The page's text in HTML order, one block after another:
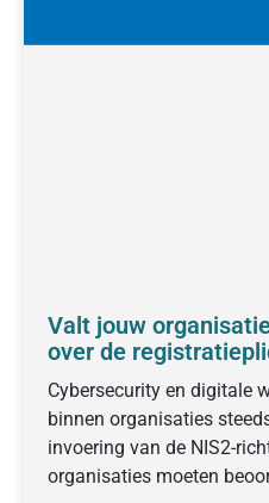
Valt jouw
over de
en voorbereiding
Cybersecurity en digitale
binnen organisaties
invoering van de NIS2-
organisaties moeten